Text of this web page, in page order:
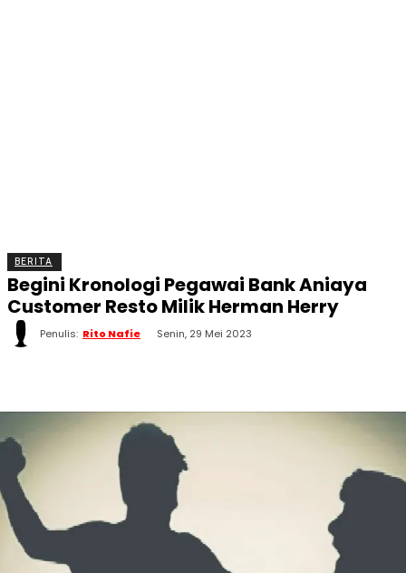
BERITA
Begini Kronologi Pegawai Bank Aniaya
Customer Resto Milik Herman Herry
Penulis: Rito Nafie Senin, 29 Mei 2023